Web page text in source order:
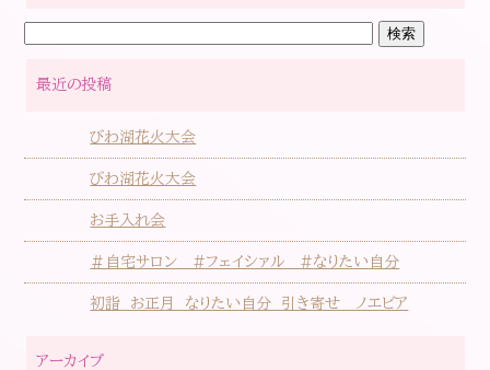
最近の投稿
びわ湖花火大会
びわ湖花火大会
お手入れ会
＃自宅サロン #フェイシァル #なりたい自分
初詣 お正月 なりたい自分 引き寄せ ノエビア
アーカイブ